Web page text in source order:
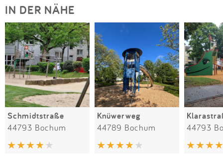
IN DER NÄHE
Schmidtstraße
44793 Bochum
Knüwerweg
44789 Bochum 44793